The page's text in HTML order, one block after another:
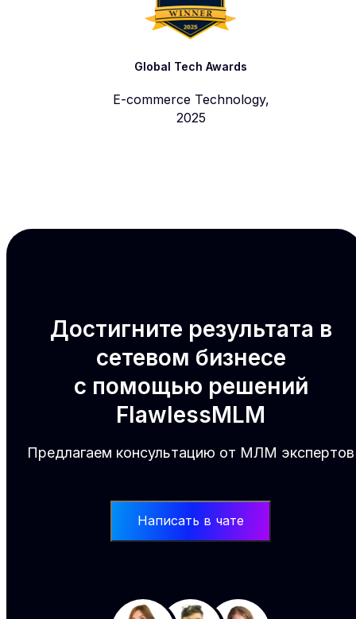
Global Tech Awards
E-commerce Technology,
2025
Достигните результата в
сетевом бизнесе
с помощью решений
FlawlessMLM
Предлагаем консультацию от МЛМ экспертов
Написать в чате